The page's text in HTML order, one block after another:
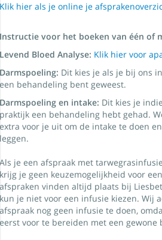
Klik hier als je online je
Instructie voor het boeken van één of
Levend Bloed Analyse: Klik hier voor
Darmspoeling: Dit kies je als je bij ons
een behandeling bent geweest.
Darmspoeling en intake: Dit kies je
praktijk een behandeling hebt gehad.
extra voor je uit om de intake te doen
leggen.
Als je een afspraak met
krijg je geen keuzemogelijkheid voor
afspraken vinden altijd plaats bij
kun je niet voor een infusie kiezen. Wij
afspraak nog geen infusie te doen,
eerst voor te bereiden met een gewone